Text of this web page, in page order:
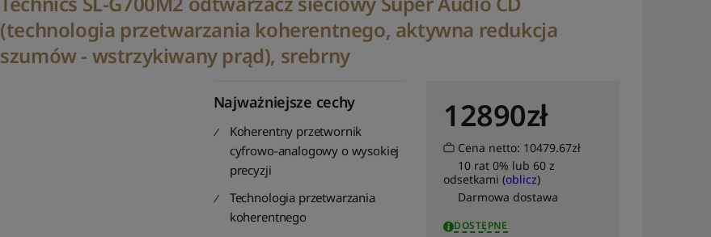
(technologia przetwarzania koherentnego, aktywna redukcja
szumów - wstrzykiwany prąd), srebrny
Najważniejsze cechy
Koherentny przetwornik
cyfrowo-analogowy o wysokiej
precyzji
Technologia przetwarzania
koherentnego
12890zł
Cena netto: 10479.67zł
10 rat 0% lub 60 z
odsetkami (oblicz)
Darmowa dostawa
DOSTĘPNE